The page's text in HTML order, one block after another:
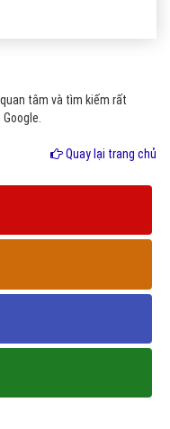
tâm và tìm kiếm rất
Quay lại trang chủ